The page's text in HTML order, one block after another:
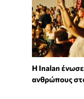
Η Inalan
ανθρώπους